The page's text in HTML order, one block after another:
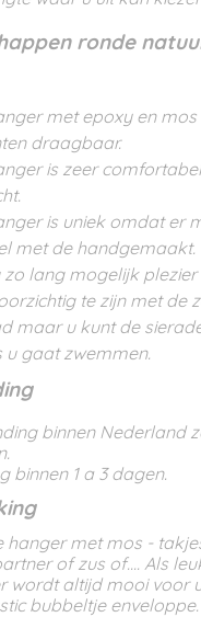
ronde
met epoxy en
draagbaar.
is zeer
is uniek omdat er
met de handgemaakt.
zo lang mogelijk
te zijn met de
maar u kunt de
u gaat zwemmen.
binnen Nederland
binnen 1 a 3 dagen.
hanger met mos -
of zus of.... Als
wordt altijd mooi voor
bubbeltje enveloppe.